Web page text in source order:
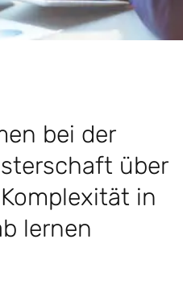
bei der
über
in
lernen